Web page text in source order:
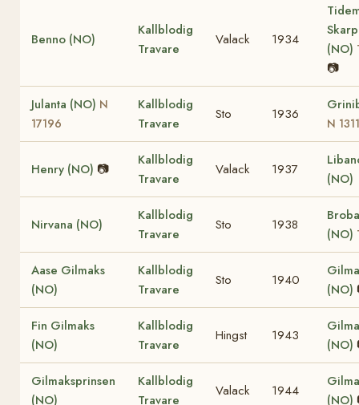
Benno (NO)
Kallblodig
Travare
Valack 1934
(NO)
📷
Julanta (NO) N
17196
Kallblodig
Travare
Sto 1936
N 1311
Henry (NO) 📷
Kallblodig
Travare
Valack 1937
(NO)
Nirvana (NO)
Kallblodig
Travare
Sto 1938
(NO)
Aase Gilmaks
(NO)
Kallblodig
Travare
Sto 1940
(NO)
Fin Gilmaks
(NO)
Kallblodig
Travare
Hingst 1943
(NO)
Gilmaksprinsen
(NO)
Kallblodig
Travare
Valack 1944
(NO)